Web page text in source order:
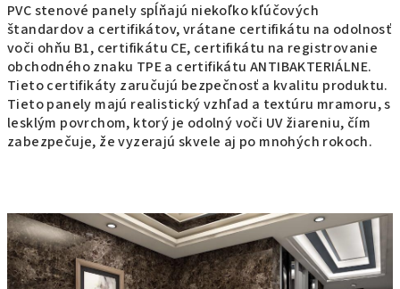
PVC stenové panely spĺňajú niekoľko kľúčových
štandardov a certifikátov, vrátane certifikátu na odolnosť
voči ohňu B1, certifikátu CE, certifikátu na registrovanie
obchodného znaku TPE a certifikátu ANTIBAKTERIÁLNE.
Tieto certifikáty zaručujú bezpečnosť a kvalitu produktu.
Tieto panely majú realistický vzhľad a textúru mramoru, s
lesklým povrchom, ktorý je odolný voči UV žiareniu, čím
zabezpečuje, že vyzerajú skvele aj po mnohých rokoch.